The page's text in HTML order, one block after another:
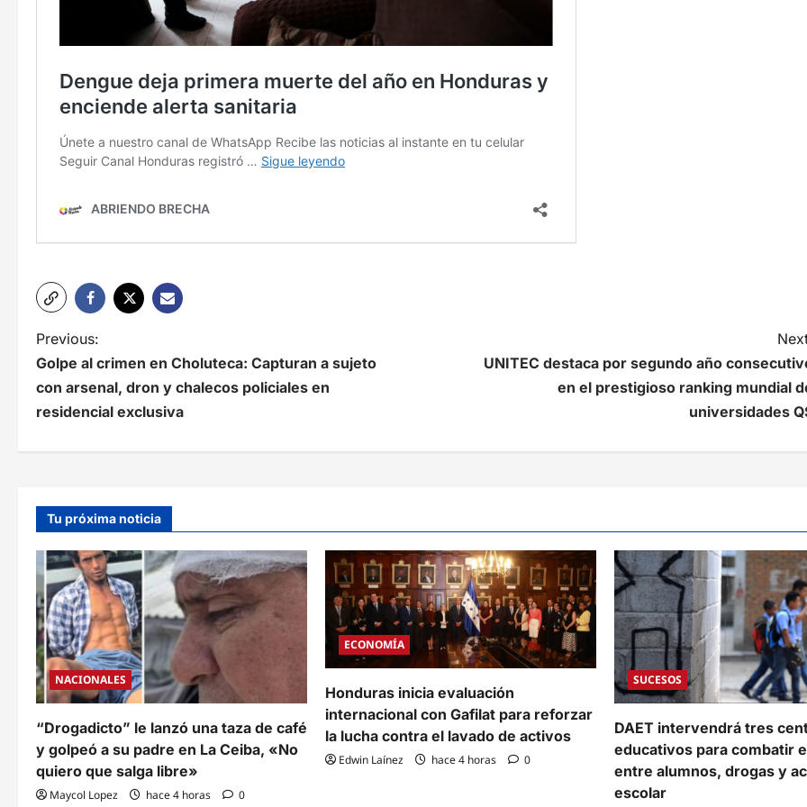
N
a
v
a
c
i
ó
n
d
e
e
n
t
Previous:
Golpe al crimen en Choluteca: Capturan a sujeto
con arsenal, dron y chalecos policiales en
residencial exclusiva
UNITEC destaca por segundo año
en el prestigioso ranking mundial
universidades
Tu próxima noticia
NACIONALES
“Drogadicto” le lanzó una taza de café
y golpeó a su padre en La Ceiba, «No
quiero que salga libre»
Maycol Lopez hace 4 horas 0
ECONOMÍA
Honduras inicia evaluación
internacional con Gafilat para reforzar
la lucha contra el lavado de activos
Edwin Laínez hace 4 horas 0
SUCESOS
DAET intervendrá tres
educativos para combatir
entre alumnos, drogas y
escolar